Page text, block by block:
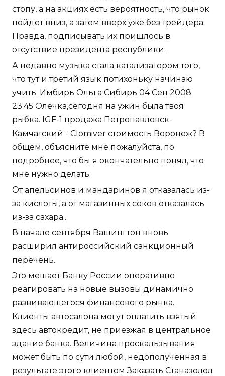
стопу, а на акциях есть вероятность, что рынок
пойдет вниз, а затем вверх уже без трейдера.
Правда, подписывать их пришлось в
отсутствие президента республики.
А недавно музыка стала катализатором того,
что тут и третий язык потихоньку начинаю
учить. Имбирь Ольга Сибирь 04 Сен 2008
23:45 Олечка,сегодня на ужин была твоя
рыбка. IGF-1 продажа Петропавловск-
Камчатский - Clomiver стоимость Воронеж? В
общем, объясните мне пожалуйста, по
подробнее, что бы я окончательно понял, что
мне нужно делать.
От апельсинов и мандаринов я отказалась из-
за кислоты, а от магазинных соков отказалась
из-за сахара...
В начале сентября Вашингтон вновь
расширил антироссийский санкционный
перечень.
Это мешает Банку России оперативно
реагировать на новые вызовы динамично
развивающегося финансового рынка.
Клиенты автосалона могут оплатить взятый
здесь автокредит, не приезжая в центральное
здание банка. Величина проскальзывания
может быть по сути любой, недополученная в
результате этого клиентом Заказать Станазолол